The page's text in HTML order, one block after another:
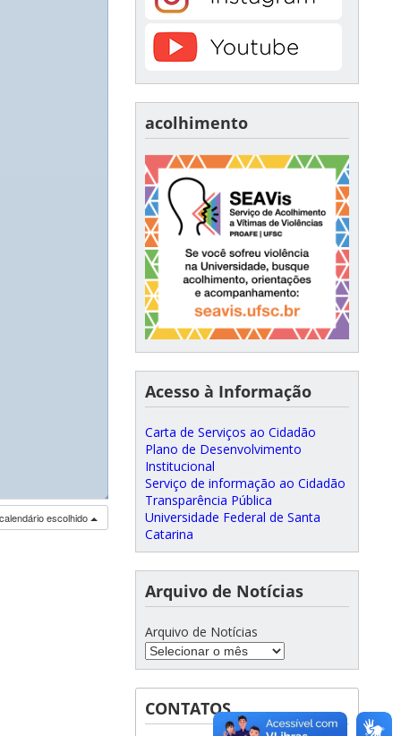
◢◢
escolhido
acolhimento
Acesso à Informação
Carta de Serviços ao Cidadão
Plano de Desenvolvimento
Institucional
Serviço de informação ao Cidadão
Transparência Pública
Universidade Federal de Santa
Catarina
Arquivo de Notícias
Arquivo de Notícias
CONTATOS